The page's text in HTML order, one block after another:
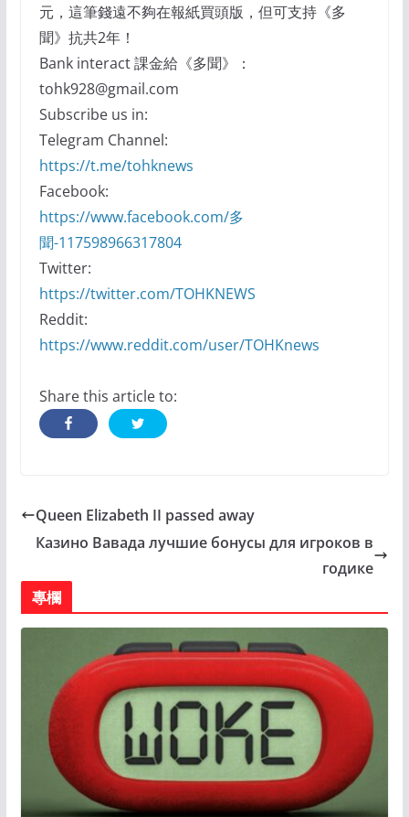
元，這筆錢遠不夠在報紙買頭版，但可支持《多
聞》抗共2年！
Bank interact 課金給《多聞》：
tohk928@gmail.com
Subscribe us in:
Telegram Channel:
https://t.me/tohknews
Facebook:
https://www.facebook.com/多
聞-117598966317804
Twitter:
https://twitter.com/TOHKNEWS
Reddit:
https://www.reddit.com/user/TOHKnews
Share this article to:
Queen Elizabeth II passed away
Казино Вавада лучшие бонусы для игроков в
годике
專欄